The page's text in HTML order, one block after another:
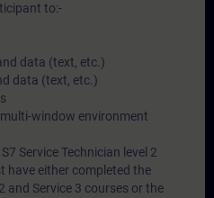
to:-
data (text, etc.)
data (text, etc.)
window environment
Service Technician level 2
have either completed the
and Service 3 courses or the